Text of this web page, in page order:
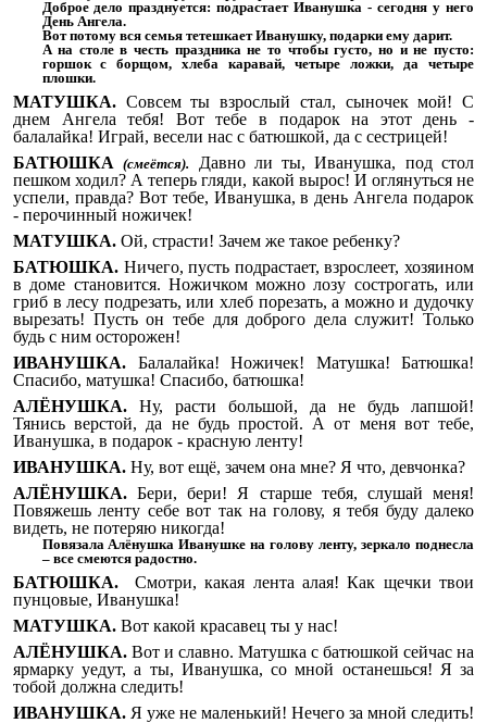
Доброе дело празднуется: подрастает Иванушка - сегодня у него
День Ангела.
Вот потому вся семья тетешкает Иванушку, подарки ему дарит.
А на столе в честь праздника не то чтобы густо, но и не пусто:
горшок с борщом, хлеба каравай, четыре ложки, да четыре
плошки.
МАТУШКА. Совсем ты взрослый стал, сыночек мой! С
днем Ангела тебя! Вот тебе в подарок на этот день -
балалайка! Играй, весели нас с батюшкой, да с сестрицей!
БАТЮШКА(смеётся).
Давно ли ты, Иванушка, под стол
пешком ходил? А теперь гляди, какой вырос! И оглянуться не
успели, правда? Вот тебе, Иванушка, в день Ангела подарок
- перочинный ножичек!
МАТУШКА. Ой, страсти! Зачем же такое ребенку?
БАТЮШКА. Ничего, пусть подрастает, взрослеет, хозяином
в доме становится. Ножичком можно лозу сострогать, или
гриб в лесу подрезать, или хлеб порезать, а можно и дудочку
вырезать! Пусть он тебе для доброго дела служит! Только
будь с ним осторожен!
ИВАНУШКА. Балалайка! Ножичек! Матушка! Батюшка!
Спасибо, матушка! Спасибо, батюшка!
АЛЁНУШКА. Ну, расти большой, да не будь лапшой!
Тянись верстой, да не будь простой. А от меня вот тебе,
Иванушка, в подарок - красную ленту!
ИВАНУШКА. Ну, вот ещё, зачем она мне? Я что, девчонка?
АЛЁНУШКА. Бери, бери! Я старше тебя, слушай меня!
Повяжешь ленту себе вот так на голову, я тебя буду далеко
видеть, не потеряю никогда!
Повязала Алёнушка Иванушке на голову ленту, зеркало поднесла
– все смеются радостно.
БАТЮШКА. Смотри, какая лента алая! Как щечки твои
пунцовые, Иванушка!
МАТУШКА. Вот какой красавец ты у нас!
АЛЁНУШКА. Вот и славно. Матушка с батюшкой сейчас на
ярмарку уедут, а ты, Иванушка, со мной останешься! Я за
тобой должна следить!
ИВАНУШКА. Я уже не маленький! Нечего за мной следить!